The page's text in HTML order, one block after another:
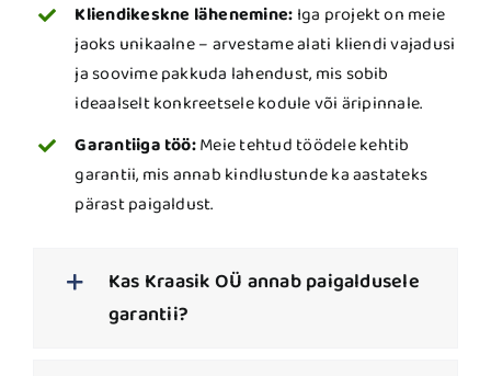
Kliendikeskne lähenemine: Iga projekt on meie
jaoks unikaalne – arvestame alati kliendi vajadusi
ja soovime pakkuda lahendust, mis sobib
ideaalselt konkreetsele kodule või äripinnale.
Garantiiga töö:Meie tehtud töödele kehtib
garantii, mis annab kindlustunde ka aastateks
pärast paigaldust.
Kas Kraasik OÜ annab paigaldusele
garantii?